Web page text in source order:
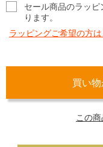
セール商品のラッ
ります。
ラッピングご希望の方
この